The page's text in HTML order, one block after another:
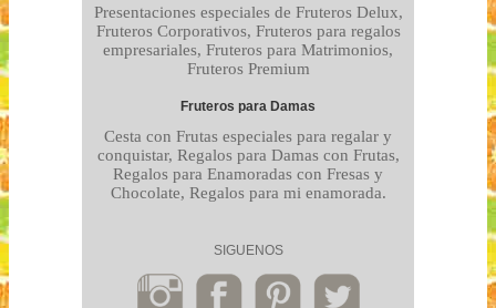
Presentaciones especiales de Fruteros Delux,
Fruteros Corporativos, Fruteros para regalos
empresariales, Fruteros para Matrimonios,
Fruteros Premium
Fruteros para Damas
Cesta con Frutas especiales para regalar y
conquistar, Regalos para Damas con Frutas,
Regalos para Enamoradas con Fresas y
Chocolate, Regalos para mi enamorada.
SIGUENOS